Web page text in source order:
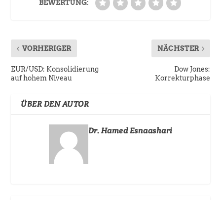
BEWERTUNG:
VORHERIGER
EUR/USD: Konsolidierung
auf hohem Niveau
NÄCHSTER
Dow Jones:
Korrekturphase
ÜBER DEN AUTOR
Dr. Hamed Esnaashari